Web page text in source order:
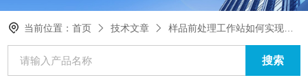
当前位置：首页 技术文章 样品前处理工作站如何实现自动化操作？